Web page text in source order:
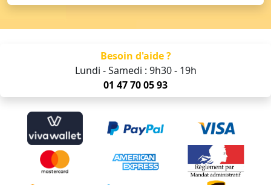
Besoin d'aide ?
Lundi - Samedi : 9h30 - 19h
01 47 70 05 93